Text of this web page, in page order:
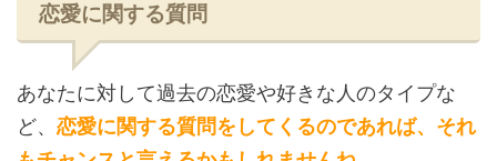
恋愛に関する質問
あなたに対して過去の恋愛や好きな人のタイプな
ど、 恋愛に関する質問をしてくるのであれば、それ